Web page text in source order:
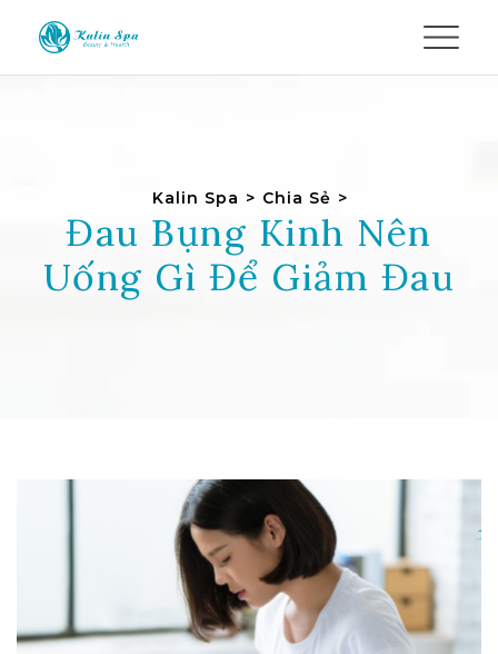
Kalin Spa > Chia Sẻ >
Đau Bụng Kinh Nên
Uống Gì Để Giảm Đau